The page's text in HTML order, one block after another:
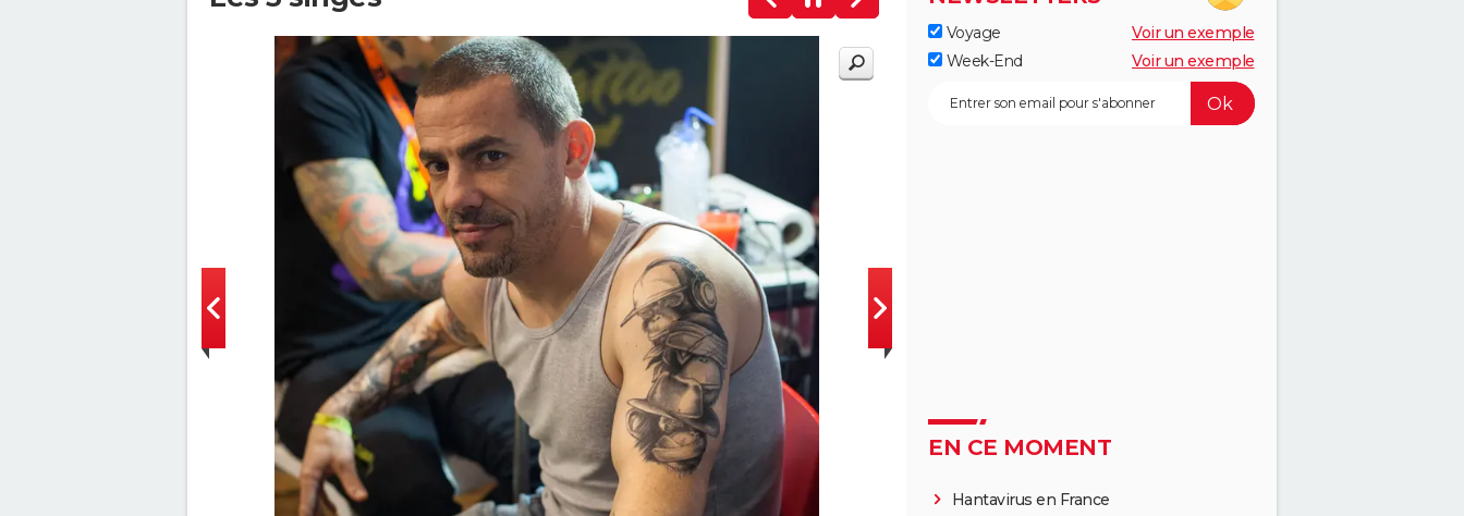
Voyage
Voir un exemple
Week-End
Voir un exemple
EN CE MOMENT
Hantavirus en France